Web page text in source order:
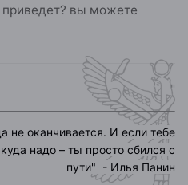
приведет? вы можете
"
не оканчивается. И если тебе
надо – ты просто сбился с
пути" - Илья Панин